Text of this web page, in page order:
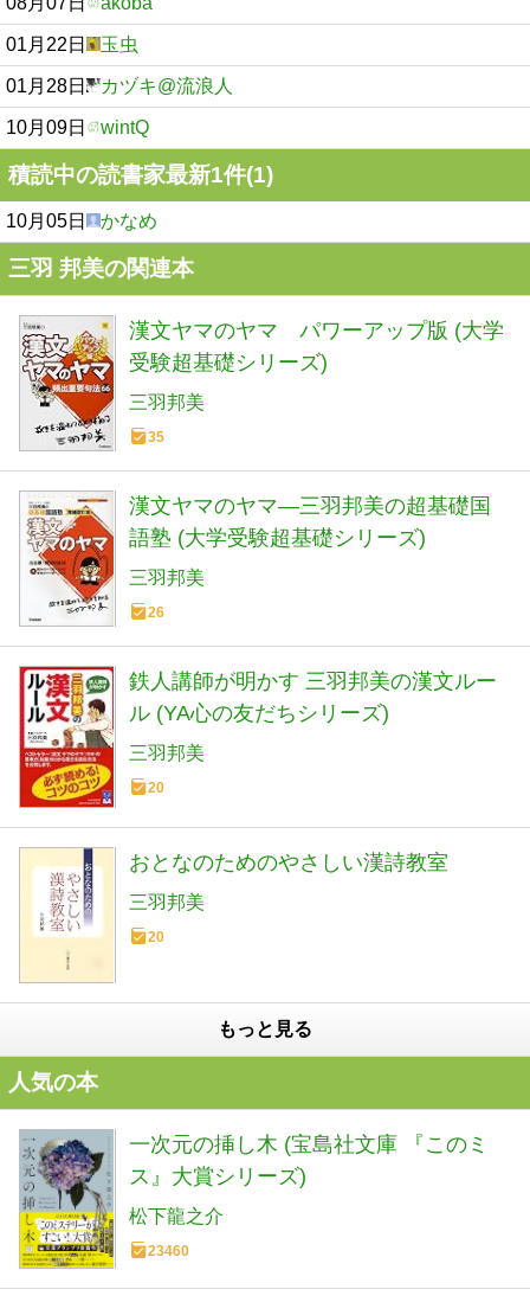
01月22日 玉虫
01月28日 カヅキ@流浪人
10月09日 wintQ
積読中の読書家最新1件(1)
10月05日 かなめ
三羽 邦美の関連本
漢文ヤマのヤマ パワーアップ版 (大学
受験超基礎シリーズ)
三羽邦美
35
漢文ヤマのヤマ―三羽邦美の超基礎国
語塾 (大学受験超基礎シリーズ)
三羽邦美
26
鉄人講師が明かす 三羽邦美の漢文ルー
ル (YA心の友だちシリーズ)
三羽邦美
20
おとなのためのやさしい漢詩教室
三羽邦美
20
もっと見る
人気の本
一次元の挿し木 (宝島社文庫 『このミ
ス』大賞シリーズ)
松下龍之介
23460